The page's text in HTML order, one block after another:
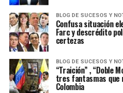
BLOG DE SUCESOS Y
Confusa situación
Farc y descrédito
certezas
BLOG DE SUCESOS Y
“Traición” , “Doble
tres fantasmas que
Colombia